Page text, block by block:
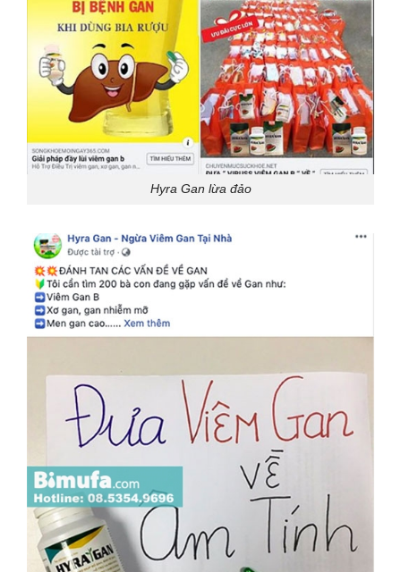
Hyra Gan lừa đảo